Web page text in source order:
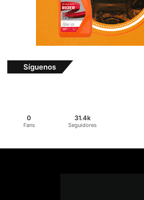
Síguenos
0
Fans
31.4k
Seguidores